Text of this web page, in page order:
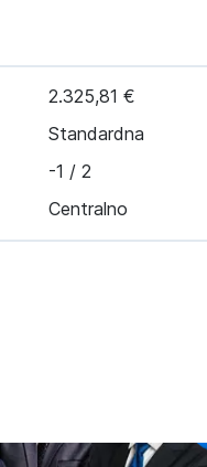
2.325,81 €
Standardna
-1 / 2
Centralno